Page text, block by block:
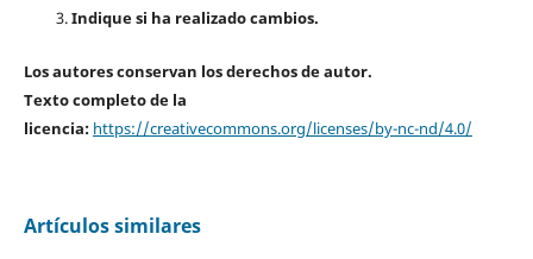
Indique si ha realizado cambios.
Los autores conservan los derechos de autor.
Texto completo de la
licencia: https://creativecommons.org/licenses/by-nc-nd/4.0/
Artículos similares